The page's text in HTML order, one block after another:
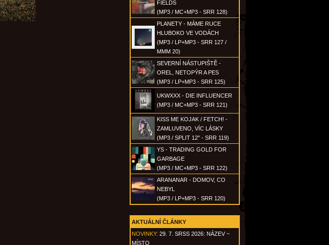
FIELDS
(MP3 / MC+MP3 - SRR 128)
PLANETY - MÁME RUCE
HLUBOKO VE VODÁCH
(MP3 / LP+MP3 - SRR 127 /
MMM 20)
SEVERNÍ NÁSTUPIŠTĚ -
OREL, NETOPÝR A PES
(MP3 / LP+MP3 - SRR 125)
UKWXXX - DIE INFLUENCER
(MP3 / MC+MP3 - SRR 121)
KISS ME KOJAK / FETCH! -
ZAMLUVENO, VÍC LÁSKY
(MP3 / SPLIT 12" - SRR 119)
YS - TRADING GOLD FOR
GARBAGE
(MP3 / MC+MP3 - SRR 122)
ARANANAR - DOMOV, CO
NEBYL
(MP3 / LP+MP3 - SRR 120)
AKTUÁLNÍ ČLÁNKY
NOVINKY: 29. 7. SRSS 2026: NÁZEV ~
MÍSTO